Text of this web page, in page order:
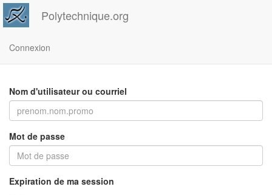
Polytechnique.org
Connexion
Nom d'utilisateur ou courriel
Mot de passe
Expiration de ma session